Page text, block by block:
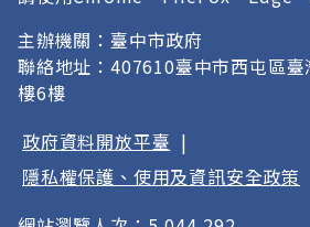
主辦機關：臺中市政府
聯絡地址：407610臺中市西屯區
樓6樓
政府資料開放平臺 |
隱私權保護、使用及資訊安全政策